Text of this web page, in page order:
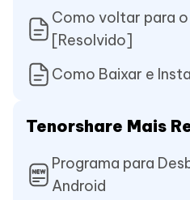
Como voltar para o
[Resolvido]
Como Baixar e
Tenorshare Mais
Programa para
Android